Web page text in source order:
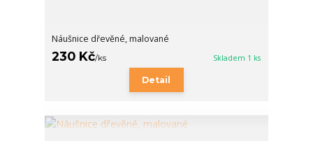
Náušnice dřevěné, malované
230 Kč/ks Skladem 1 ks
Detail